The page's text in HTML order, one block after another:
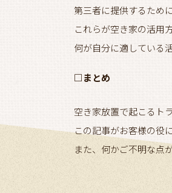
第三者に提供するため
これらが空き家の活用
何が自分に適している
□まとめ
空き家放置で起こるト
この記事がお客様の役
また、何かご不明な点